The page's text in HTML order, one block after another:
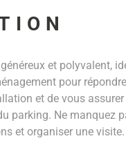
et polyvalent,
pour
et de vous
parking. Ne manquez
et organiser une visite.